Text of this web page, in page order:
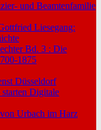
und Beamtenfamilie
Liesegang:
Bd. 3 : Die
1875
Düsseldorf
Digitale
Urbach im Harz